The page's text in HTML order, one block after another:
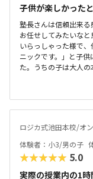
子供が楽しかった
塾長さんは信頼出来る
お任せしてみたいな
いらっしゃった様で
ニックです。」と子
た。うちの子は大人
とがっかりしてしま
思いましたが、その
るのが苦手なので、
かなと思えました。
ませられそうで良い
た。子供もきれいだっ
ど良いかなと思いま
ロジカ式池田本校/オ
体験者：小3/男の子
★★★★★ 5.0
実際の授業内の1